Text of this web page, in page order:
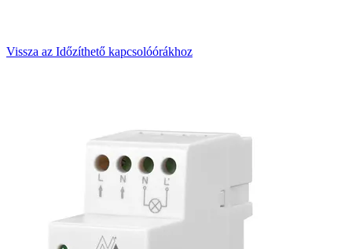
Vissza az Időzíthető kapcsolóórákhoz